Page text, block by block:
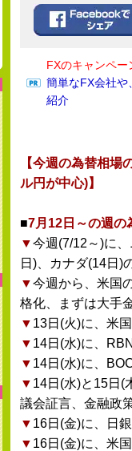
FXのキャンペー
簡単なFX会社や
紹介
【今週の為替相場
ル円が中心)】
■7月12日～の週の
▼今週(7/12～)に
日)、カナダ(14日)
▼今週から、米国
格化、まずは大手
▼ 13日(火)に、米
▼ 14日(水)に、
▼ 14日(水)に、
▼ 14日(水)と15日(
議会証言、金融政
▼ 16日(金)に、日
▼ 16日(金)に、米